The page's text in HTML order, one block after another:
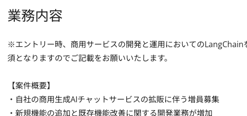
業務内容
※エントリー時、商用サービスの開発と運用においての
須となりますのでご記載をお願いいたします。
【案件概要】
・自社の商用生成AIチャットサービスの拡販に伴う増員募集
・新規機能の追加と既存機能改善に関する開発業務が増加